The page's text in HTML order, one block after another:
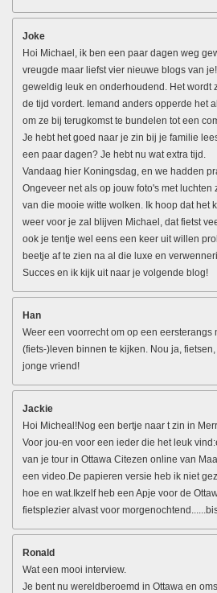
Joke
Hoi Michael, ik ben een paar dagen weg
vreugde maar liefst vier nieuwe blogs van
geweldig leuk en onderhoudend. Het wordt
de tijd vordert. Iemand anders opperde het
om ze bij terugkomst te bundelen tot een
Je hebt het goed naar je zin bij je familie
een paar dagen? Je hebt nu wat extra tijd.
Vandaag hier Koningsdag, en we hadden
Ongeveer net als op jouw foto's met luchten
van die mooie witte wolken. Ik hoop dat het
weer voor je zal blijven Michael, dat fietst
ook je tentje wel eens een keer uit willen
beetje af te zien na al die luxe en
Succes en ik kijk uit naar je volgende blog!
Han
Weer een voorrecht om op een eersterangs
(fiets-)leven binnen te kijken. Nou ja, fietsen,
jonge vriend!
Jackie
Hoi Micheal!Nog een bertje naar t zin in
Voor jou-en voor een ieder die het leuk
van je tour in Ottawa Citezen online van
een video.De papieren versie heb ik niet
hoe en wat.Ikzelf heb een Apje voor de
fietsplezier alvast voor
Ronald
Wat een mooi interview.
Je bent nu wereldberoemd in Ottawa en